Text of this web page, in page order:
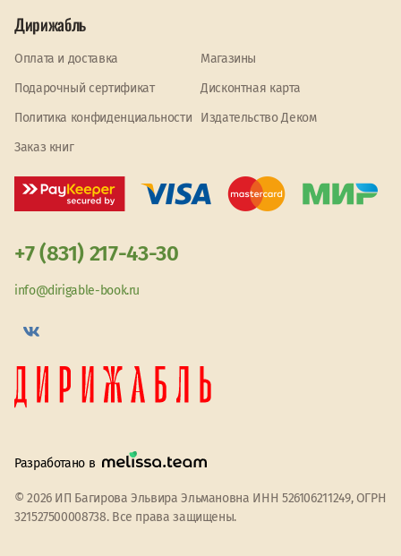
Дирижабль
Оплата и доставка
Магазины
Подарочный сертификат
Дисконтная карта
Политика конфиденциальности
Издательство Деком
Заказ книг
+7 (831) 217-43-30
info@dirigable-book.ru
Разработано в
© 2026 ИП Багирова Эльвира Эльмановна ИНН 526106211249, ОГРН
321527500008738. Все права защищены.